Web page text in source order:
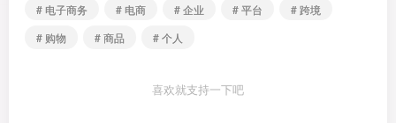
# 电子商务
# 电商 # 企业 # 平台
# 跨境
# 购物
# 商品 # 个人
喜欢就支持一下吧